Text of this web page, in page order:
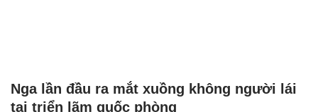
Nga lần đầu ra mắt xuồng không người lái
tại triển lãm quốc phòng